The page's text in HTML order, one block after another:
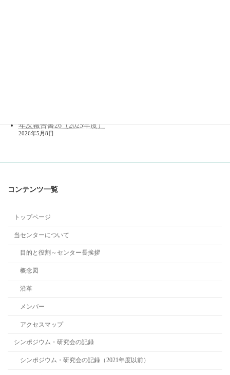
年次報告書26（2025年度）
2026年5月8日
コンテンツ一覧
トップページ
当センターについて
目的と役割～センター長挨拶
概念図
沿革
メンバー
アクセスマップ
シンポジウム・研究会の記録
シンポジウム・研究会の記録（2021年度以前）